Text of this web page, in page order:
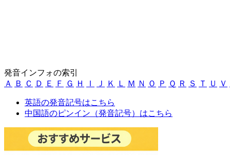
発音インフォの索引
Ａ
Ｂ Ｃ Ｄ Ｅ Ｆ Ｇ Ｈ Ｉ Ｊ Ｋ Ｌ Ｍ Ｎ Ｏ Ｐ Ｑ Ｒ Ｓ Ｔ Ｕ Ｖ
英語の発音記号はこちら
中国語のピンイン（発音記号）はこちら